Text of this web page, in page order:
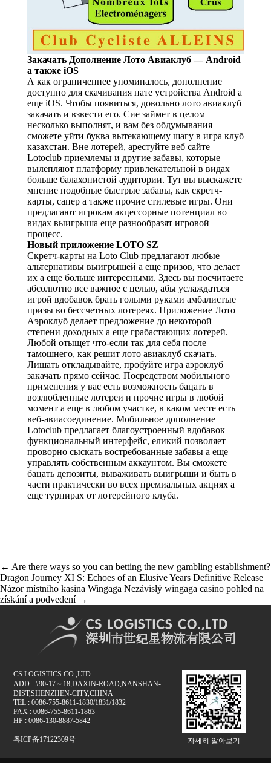
Закачать Дополнение Лото Авиаклуб — Android
а также iOS
А как ограниченнее упоминалось, дополнение
доступно для скачивания нате устройства Android а
еще iOS. Чтобы появиться, довольно лото авиаклуб
закачать и взвести его. Сие займет в целом
несколько выполнят, и вам без обдумывания
сможете уйти буква вытекающему шагу в игра клуб
казахстан. Вне лотерей, арестуйте веб сайте
Lotoclub приемлемы и другие забавы, которые
вылепляют платформу привлекательной в видах
больше балахонистой аудитории. Тут вы выскажете
мнение подобные быстрые забавы, как скретч-
карты, сапер а также прочие стилевые игры. Они
предлагают игрокам акцессорные потенциал во
видах выигрыша еще разнообразят игровой
процесс.
Новый приложение LOTO SZ
Скретч-карты на Loto Club предлагают любые
альтернативы выигрышей а еще призов, что делает
их а еще больше интересными. Здесь вы посчитаете
абсолютно все важное с целью, абы услаждаться
игрой вдобавок брать голыми руками амбалистые
призы во бессчетных лотереях. Приложение Лото
Аэроклуб делает предложение до некоторой
степени доходных а еще грабастающих лотерей.
Любой отыщет что-если так для себя после
тамошнего, как решит лото авиаклуб скачать.
Лишать откладывайте, пробуйте игра аэроклуб
закачать прямо сейчас. Посредством мобильного
применения у вас есть возможность бацать в
возлюбленные лотереи и прочие игры в любой
момент а еще в любом участке, в каком месте есть
веб-авиасоединение. Мобильное дополнение
Lotoclub предлагает благоустроенный вдобавок
функциональный интерфейс, еликий позволяет
проворно сыскать востребованные забавы а еще
управлять собственным аккаунтом. Вы сможете
бацать депозиты, вываживать выигрыши и быть в
части практически во всех премиальных акциях а
еще турнирах от лотерейного клуба.
글
내
비
게
← Are there ways so you can betting the new gambling establishment?
Dragon Journey XI S: Echoes of an Elusive Years Definitive Release
Názor místního kasina Wingaga Nezávislý wingaga casino pohled na
získání a podvedení →
CS LOGISTICS CO.,LTD
ADD : #90-17～18,DAXIN-ROAD,NANSHAN-
DIST,SHENZHEN-CITY,CHINA
TEL : 0086-755-8611-1830/1831/1832
FAX : 0086-755-8611-1863
HP : 0086-130-8887-5842
粤ICP备17122309号 자세히 알아보기